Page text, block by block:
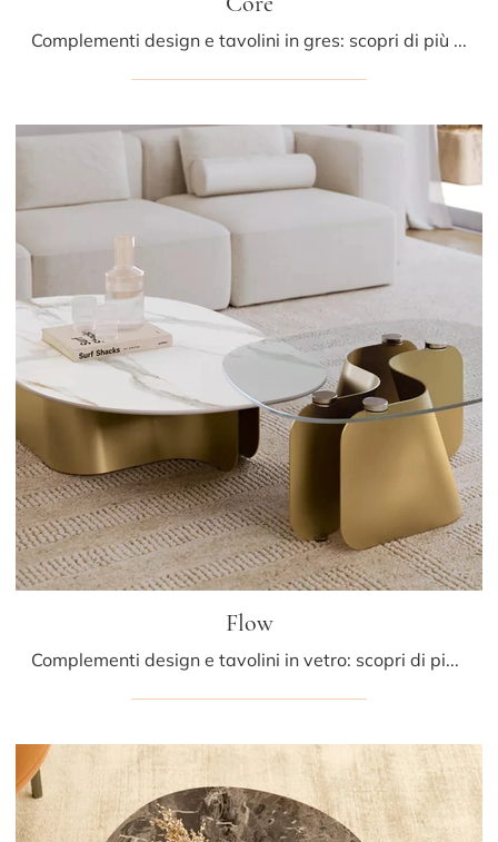
Complementi design e tavolini in gres: scopri di più sul modello Core di Bontempi e potrai completare i tuoi interni.
Flow
Complementi design e tavolini in vetro: scopri di più sul modello Flow di Bontempi e potrai valorizzare i tuoi spazi.